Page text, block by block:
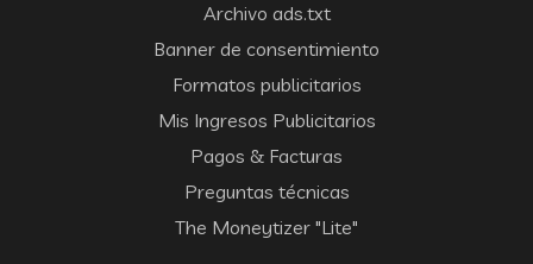
Archivo ads.txt
Banner de consentimiento
Formatos publicitarios
Mis Ingresos Publicitarios
Pagos & Facturas
Preguntas técnicas
The Moneytizer "Lite"